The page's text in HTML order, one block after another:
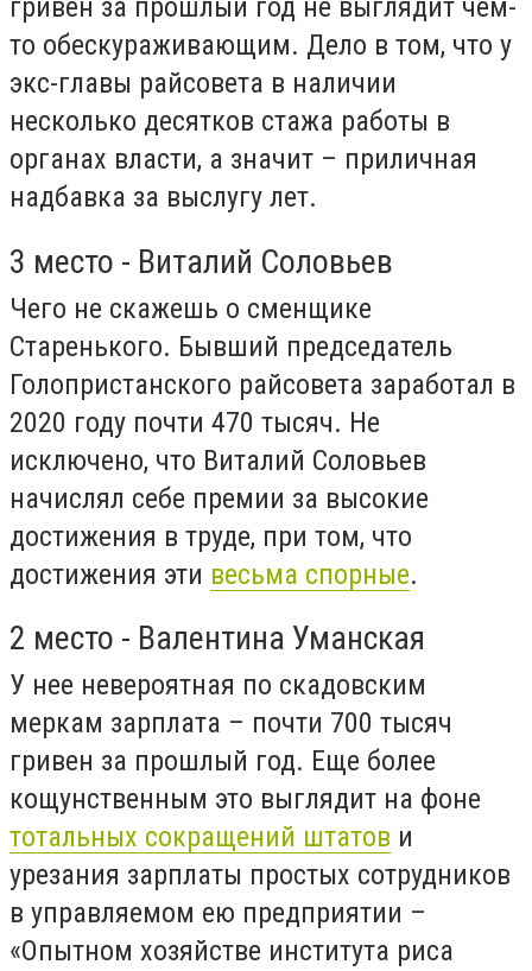
гривен за прошлый год не выглядит чем-
то обескураживающим. Дело в том, что у
экс-главы райсовета в наличии
несколько десятков стажа работы в
органах власти, а значит – приличная
надбавка за выслугу лет.
3 место - Виталий Соловьев
Чего не скажешь о сменщике
Старенького. Бывший председатель
Голопристанского райсовета заработал в
2020 году почти 470 тысяч. Не
исключено, что Виталий Соловьев
начислял себе премии за высокие
достижения в труде, при том, что
достижения эти весьма спорные.
2 место - Валентина Уманская
У нее невероятная по скадовским
меркам зарплата – почти 700 тысяч
гривен за прошлый год. Еще более
кощунственным это выглядит на фоне
тотальных сокращений штатов и
урезания зарплаты простых сотрудников
в управляемом ею предприятии –
«Опытном хозяйстве института риса